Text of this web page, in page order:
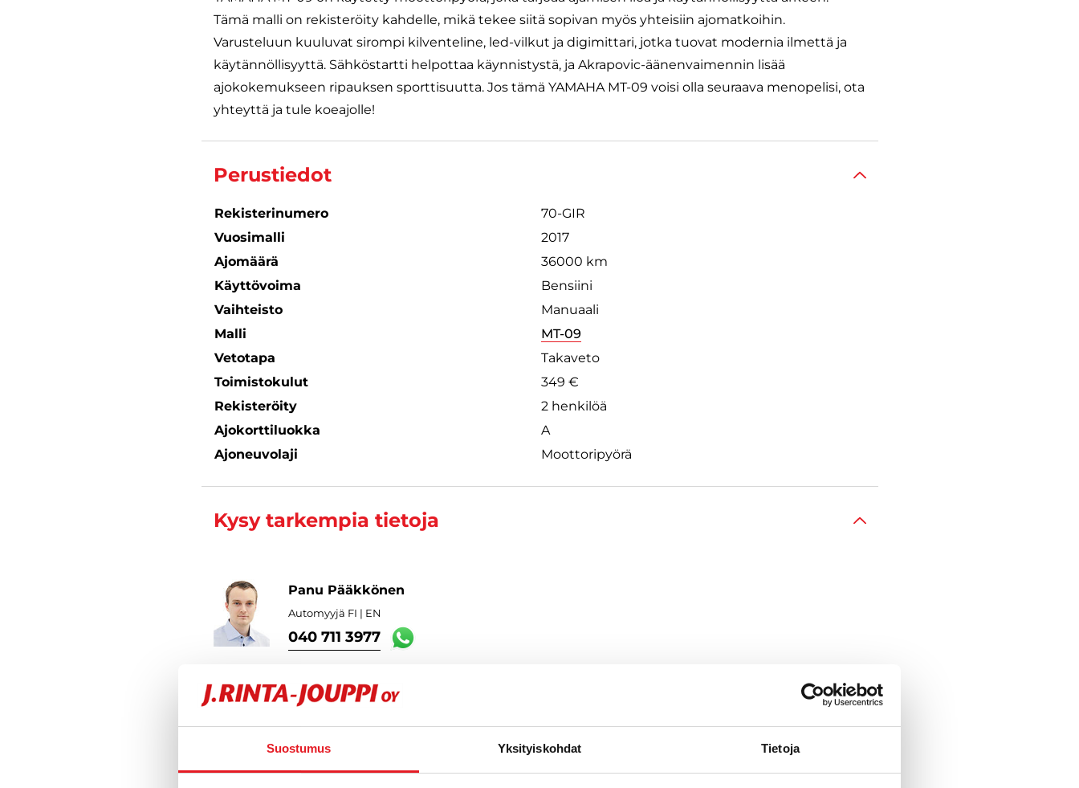
Suostumus Yksityiskohdat Tietoja
Tämä malli on rekisteröity kahdelle, mikä tekee siitä sopivan myös yhteisiin ajomatkoihin.
Varusteluun kuuluvat sirompi kilventeline, led-vilkut ja digimittari, jotka tuovat modernia ilmettä ja
käytännöllisyyttä. Sähköstartti helpottaa käynnistystä, ja Akrapovic-äänenvaimennin lisää
ajokokemukseen ripauksen sporttisuutta. Jos tämä YAMAHA MT-09 voisi olla seuraava menopelisi, ota
yhteyttä ja tule koeajolle!
Perustiedot
Rekisterinumero
70-GIR
Vuosimalli
2017
Ajomäärä
36000 km
Käyttövoima
Bensiini
Vaihteisto
Manuaali
Malli
MT-09
Vetotapa
Takaveto
Toimistokulut
349 €
Rekisteröity
2 henkilöä
Ajokorttiluokka
A
Ajoneuvolaji
Moottoripyörä
Kysy tarkempia tietoja
Panu Pääkkönen
Automyyjä FI | EN
040 711 3977